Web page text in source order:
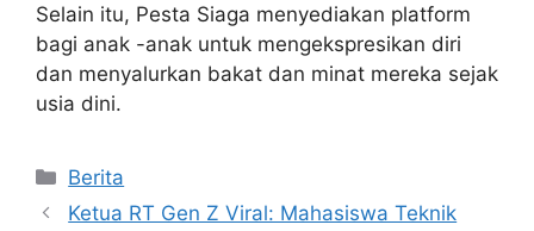
Selain itu, Pesta Siaga menyediakan platform
bagi anak -anak untuk mengekspresikan diri
dan menyalurkan bakat dan minat mereka sejak
usia dini.
Kategori
Berita
Ketua RT Gen Z Viral: Mahasiswa Teknik